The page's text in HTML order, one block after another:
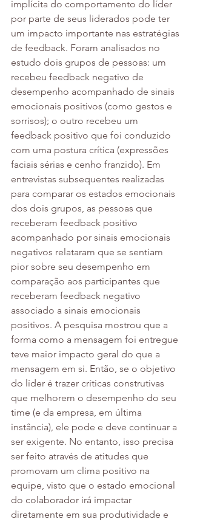
implícita do comportamento do líder
por parte de seus liderados pode ter
um impacto importante nas estratégias
de feedback. Foram analisados no
estudo dois grupos de pessoas: um
recebeu feedback negativo de
desempenho acompanhado de sinais
emocionais positivos (como gestos e
sorrisos); o outro recebeu um
feedback positivo que foi conduzido
com uma postura crítica (expressões
faciais sérias e cenho franzido). Em
entrevistas subsequentes realizadas
para comparar os estados emocionais
dos dois grupos, as pessoas que
receberam feedback positivo
acompanhado por sinais emocionais
negativos relataram que se sentiam
pior sobre seu desempenho em
comparação aos participantes que
receberam feedback negativo
associado a sinais emocionais
positivos. A pesquisa mostrou que a
forma como a mensagem foi entregue
teve maior impacto geral do que a
mensagem em si. Então, se o objetivo
do líder é trazer críticas construtivas
que melhorem o desempenho do seu
time (e da empresa, em última
instância), ele pode e deve continuar a
ser exigente. No entanto, isso precisa
ser feito através de atitudes que
promovam um clima positivo na
equipe, visto que o estado emocional
do colaborador irá impactar
diretamente em sua produtividade e